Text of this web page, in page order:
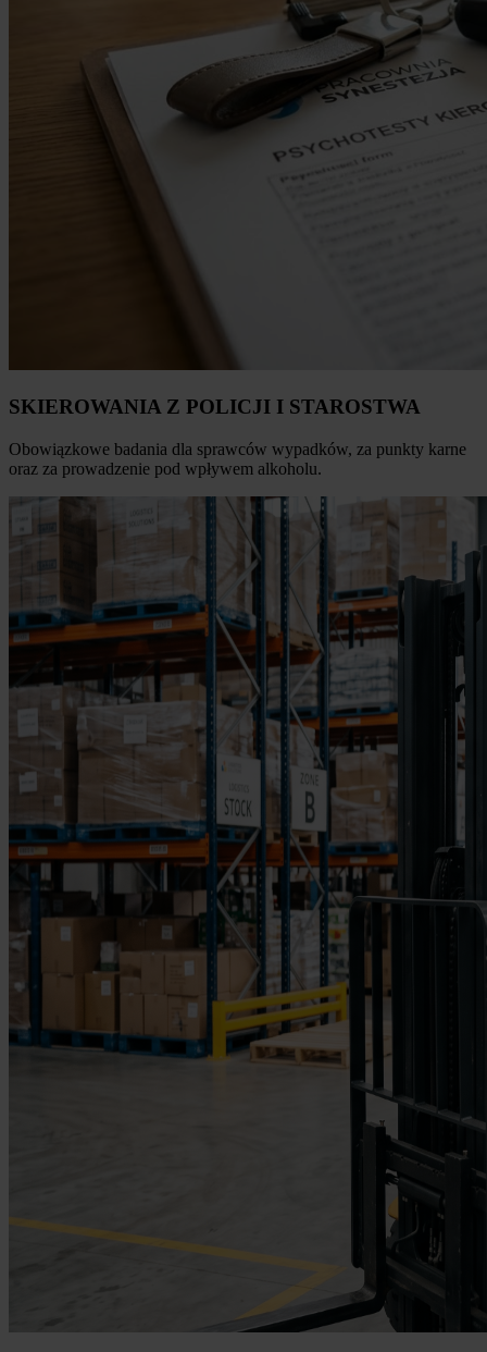
SKIEROWANIA Z POLICJI I STAROSTWA
Obowiązkowe badania dla sprawców wypadków, za punkty karne
oraz za prowadzenie pod wpływem alkoholu.